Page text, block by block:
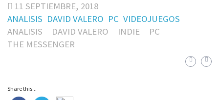
11 SEPTIEMBRE, 2018
ANALISIS DAVID VALERO PC VIDEOJUEGOS
ANALISIS
DAVID VALERO INDIE
PC
THE MESSENGER
Share this...